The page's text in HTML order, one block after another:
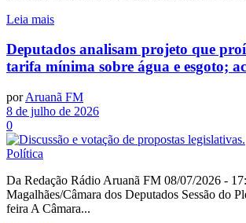
Leia mais
Deputados analisam projeto que
tarifa mínima sobre água e esgoto;
por Aruanã FM
8 de julho de 2026
0
Política
Da Redação Rádio Aruanã FM 08/07/2026 -
Magalhães/Câmara dos Deputados Sessão do
feira A Câmara...